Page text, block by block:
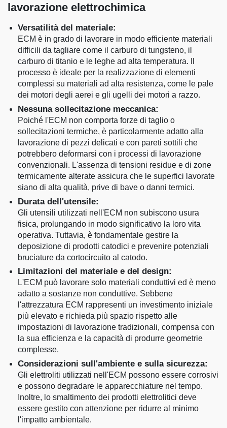
lavorazione elettrochimica
Versatilità del materiale:
ECM è in grado di lavorare in modo efficiente materiali
difficili da tagliare come il carburo di tungsteno, il
carburo di titanio e le leghe ad alta temperatura. Il
processo è ideale per la realizzazione di elementi
complessi su materiali ad alta resistenza, come le pale
dei motori degli aerei e gli ugelli dei motori a razzo.
Nessuna sollecitazione meccanica:
Poiché l'ECM non comporta forze di taglio o
sollecitazioni termiche, è particolarmente adatto alla
lavorazione di pezzi delicati e con pareti sottili che
potrebbero deformarsi con i processi di lavorazione
convenzionali. L'assenza di tensioni residue e di zone
termicamente alterate assicura che le superfici lavorate
siano di alta qualità, prive di bave o danni termici.
Durata dell'utensile:
Gli utensili utilizzati nell'ECM non subiscono usura
fisica, prolungando in modo significativo la loro vita
operativa. Tuttavia, è fondamentale gestire la
deposizione di prodotti catodici e prevenire potenziali
bruciature da cortocircuito al catodo.
Limitazioni del materiale e del design:
L'ECM può lavorare solo materiali conduttivi ed è meno
adatto a sostanze non conduttive. Sebbene
l'attrezzatura ECM rappresenti un investimento iniziale
più elevato e richieda più spazio rispetto alle
impostazioni di lavorazione tradizionali, compensa con
la sua efficienza e la capacità di produrre geometrie
complesse.
Considerazioni sull'ambiente e sulla sicurezza:
Gli elettroliti utilizzati nell'ECM possono essere corrosivi
e possono degradare le apparecchiature nel tempo.
Inoltre, lo smaltimento dei prodotti elettrolitici deve
essere gestito con attenzione per ridurre al minimo
l'impatto ambientale.